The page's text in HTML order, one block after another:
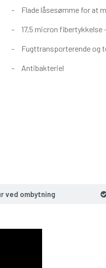
Flade låsesømme for at
17,5 micron fibertykkelse
Fugttransporterende og
Antibakteriel
ved ombytning